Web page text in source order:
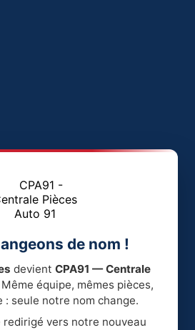
de nom !
devient CPA91 — Centrale
Même équipe, mêmes pièces,
: seule notre nom change.
redirigé vers notre nouveau